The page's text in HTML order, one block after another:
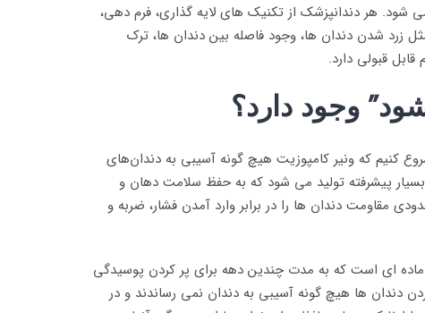
شود. هر دندانپزشک از تکنیک های لایه گذاری، فرم دهی،
زرد شدن دندان ها، وجود فاصله بین دندان ها، ترک
قبولی دارد.
وجود دارد؟
کنیم که ونیر کامپوزیت هیچ گونه آسیبی به دندان‌های
پیشرفته تولید می شود که به حفظ سلامت دهان و
مقاومت دندان ها را در برابر وارد آمدن فشار، ضربه و
ماده ای است که به مدت چندین دهه برای پر کردن پوسیدگی
دندان ها هیچ گونه آسیبی به دندان نمی رساندند و در